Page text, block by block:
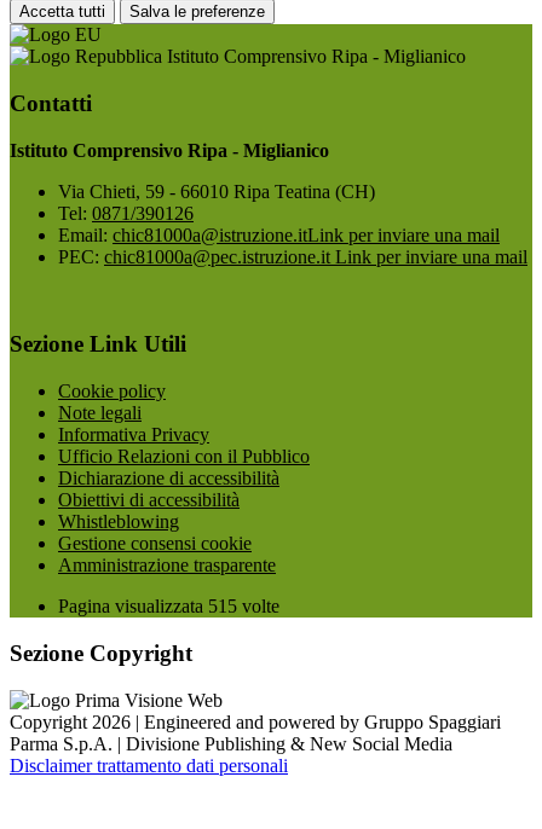
Accetta tutti Salva le preferenze
Istituto Comprensivo Ripa - Miglianico
Contatti
Istituto Comprensivo Ripa - Miglianico
Via Chieti, 59 - 66010 Ripa Teatina (CH)
Tel: 0871/390126
Email: chic81000a@istruzione.itLink per inviare una mail
PEC: chic81000a@pec.istruzione.it Link per inviare una mail
Sezione Link Utili
Cookie policy
Note legali
Informativa Privacy
Ufficio Relazioni con il Pubblico
Dichiarazione di accessibilità
Obiettivi di accessibilità
Whistleblowing
Gestione consensi cookie
Amministrazione trasparente
Pagina visualizzata 515 volte
Sezione Copyright
Copyright 2026 | Engineered and powered by Gruppo Spaggiari
Parma S.p.A. | Divisione Publishing & New Social Media
Disclaimer trattamento dati personali